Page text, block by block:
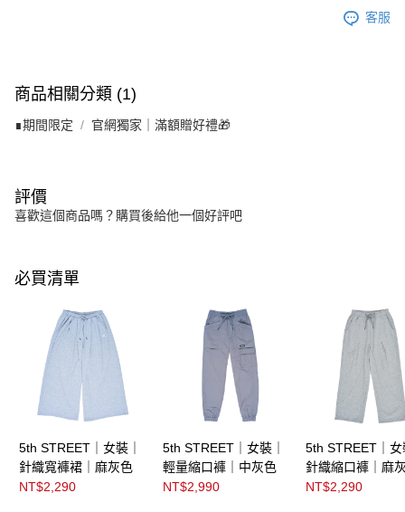
客服
商品相關分類 (1)
∎期間限定 官網獨家｜滿額贈好禮🎁
評價
喜歡這個商品嗎？購買後給他一個好評吧
必買清單
5th STREET｜女裝｜
針織寬褲裙｜麻灰色
NT$2,290
5th STREET｜女裝｜
輕量縮口褲｜中灰色
NT$2,990
5th STREET｜女
針織縮口褲｜麻
NT$2,290